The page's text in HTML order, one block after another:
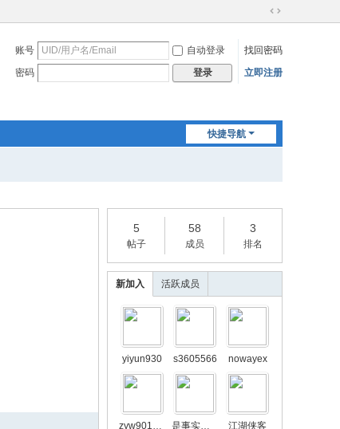
切
到
宽
账号 自动登录
找回密码
密码
登录 立即注册
快捷导航
5
帖子
58
成员
3
排名
新加入 活跃成员
yiyun930 s3605566 nowayex
zyw901006 是事实上试试 江湖侠客